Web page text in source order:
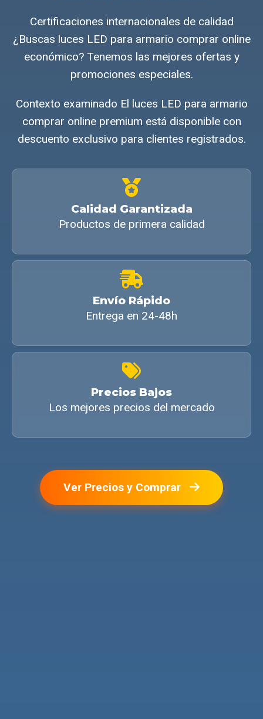
Certificaciones internacionales de calidad
¿Buscas luces LED para armario comprar online
económico? Tenemos las mejores ofertas y
promociones especiales.
Contexto examinado El luces LED para armario
comprar online premium está disponible con
descuento exclusivo para clientes registrados.
Calidad Garantizada
Productos de primera calidad
Envío Rápido
Entrega en 24-48h
Precios Bajos
Los mejores precios del mercado
Ver Precios y Comprar